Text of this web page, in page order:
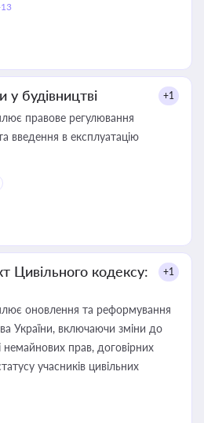
у будівництві +1
правове регулювання
введення в експлуатацію
Цивільного кодексу:
+1
оновлення та реформування
України, включаючи зміни до
прав, договірних
учасників цивільних